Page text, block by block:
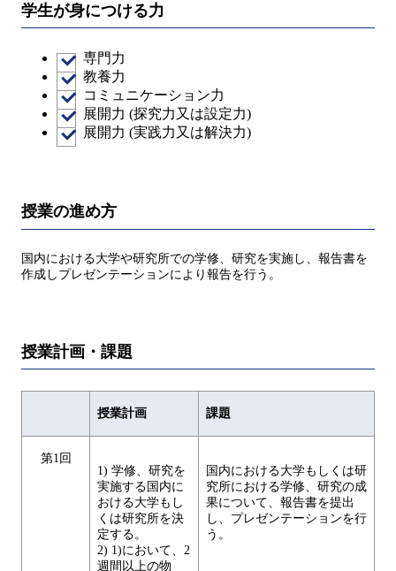
学生が身につける力
専門力
教養力
コミュニケーション力
展開力 (探究力又は設定力)
展開力 (実践力又は解決力)
授業の進め方
国内における大学や研究所での学修、研究を実施し、報告書を
作成しプレゼンテーションにより報告を行う。
授業計画・課題
授業計画 課題
第1回
1) 学修、研究を
実施する国内に
おける大学もし
くは研究所を決
定する。
2) 1)において、2
週間以上の物
国内における大学もしくは研
究所における学修、研究の成
果について、報告書を提出
し、プレゼンテーションを行
う。